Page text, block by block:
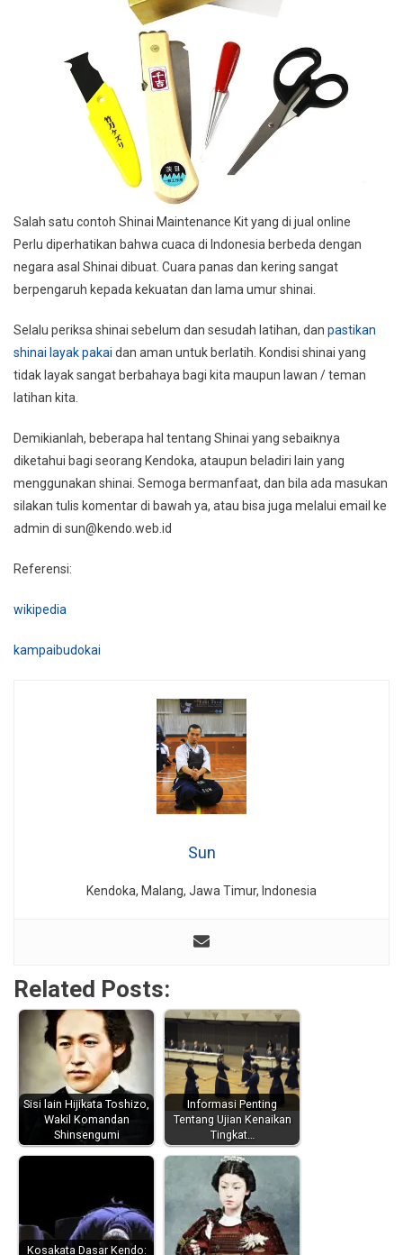
Salah satu contoh Shinai Maintenance Kit yang di jual online
Perlu diperhatikan bahwa cuaca di Indonesia berbeda dengan
negara asal Shinai dibuat. Cuara panas dan kering sangat
berpengaruh kepada kekuatan dan lama umur shinai.
Selalu periksa shinai sebelum dan sesudah latihan, dan pastikan
shinai layak pakai dan aman untuk berlatih. Kondisi shinai yang
tidak layak sangat berbahaya bagi kita maupun lawan / teman
latihan kita.
Demikianlah, beberapa hal tentang Shinai yang sebaiknya
diketahui bagi seorang Kendoka, ataupun beladiri lain yang
menggunakan shinai. Semoga bermanfaat, dan bila ada masukan
silakan tulis komentar di bawah ya, atau bisa juga melalui email ke
admin di sun@kendo.web.id
Referensi:
wikipedia
kampaibudokai
Sun
Kendoka, Malang, Jawa Timur, Indonesia
Related Posts:
Sisi lain Hijikata Toshizo,
Wakil Komandan
Shinsengumi
Informasi Penting
Tentang Ujian Kenaikan
Tingkat…
Kosakata Dasar Kendo: